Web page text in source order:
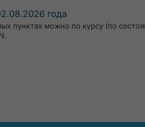
года
пунктах можно по курсу (по